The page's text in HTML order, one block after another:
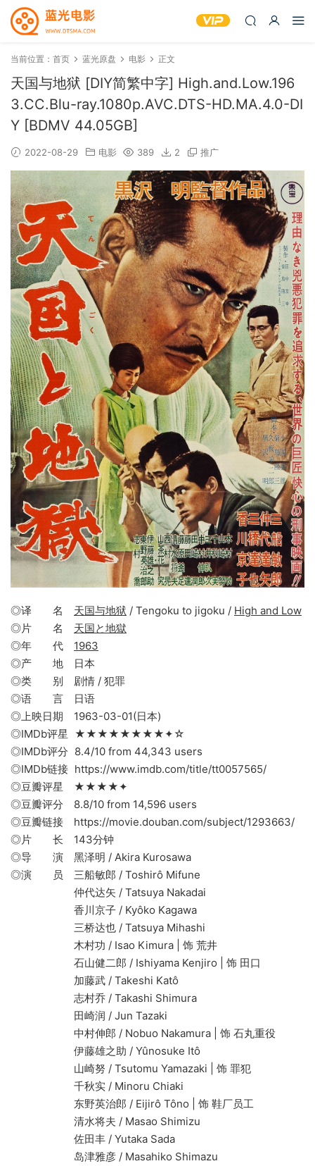
当前位置： 首页 蓝光原盘 电影 正文
天国与地狱 [DIY简繁中字] High.and.Low.196
3.CC.Blu-ray.1080p.AVC.DTS-HD.MA.4.0-DI
Y [BDMV 44.05GB]
2022-08-29 电影 389 2 推广
◎译 名 天国与地狱 / Tengoku to jigoku / High and Low
◎片 名 天国と地獄
◎年 代 1963
◎产 地 日本
◎类 别 剧情 / 犯罪
◎语 言 日语
◎上映日期 1963-03-01(日本)
◎IMDb评星 ★★★★★★★★✦☆
◎IMDb评分 8.4/10 from 44,343 users
◎IMDb链接 https://www.imdb.com/title/tt0057565/
◎豆瓣评星 ★★★★✦
◎豆瓣评分 8.8/10 from 14,596 users
◎豆瓣链接 https://movie.douban.com/subject/1293663/
◎片 长 143分钟
◎导 演 黑泽明 / Akira Kurosawa
◎演 员 三船敏郎 / Toshirô Mifune
仲代达矢 / Tatsuya Nakadai
香川京子 / Kyôko Kagawa
三桥达也 / Tatsuya Mihashi
木村功 / Isao Kimura | 饰 荒井
石山健二郎 / Ishiyama Kenjiro | 饰 田口
加藤武 / Takeshi Katô
志村乔 / Takashi Shimura
田崎润 / Jun Tazaki
中村伸郎 / Nobuo Nakamura | 饰 石丸重役
伊藤雄之助 / Yûnosuke Itô
山崎努 / Tsutomu Yamazaki | 饰 罪犯
千秋实 / Minoru Chiaki
东野英治郎 / Eijirô Tôno | 饰 鞋厂员工
清水将夫 / Masao Shimizu
佐田丰 / Yutaka Sada
岛津雅彦 / Masahiko Shimazu